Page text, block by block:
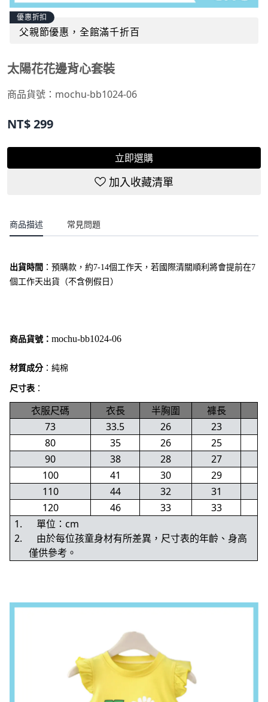
優惠折扣
父親節優惠，全館滿千折百
太陽花花邊背心套裝
商品貨號： mochu-bb1024-06
NT$299
立即選購
加入收藏清單
商品描述 常見問題
出貨時間 ： 預購款，約7-14個工作天，若國際清關順利將會提前在7
個工作天出貨（不含例假日）
商品貨號： mochu-bb1024-06
材質成分 ：純棉
尺寸表 ：
衣服尺碼 衣長 半胸圍
褲長
73
33.5 26
23
80
35 26
25
90
38 28
27
100
41 30
29
110
44 32
31
120
46 33
33
1.
單位：cm
2.
由於每位孩童身材有所差異，尺寸表的年齡、身高
僅供參考。